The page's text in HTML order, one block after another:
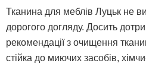
Тканина для меблів Луцьк не
дорогого догляду. Досить
рекомендації з очищення
стійка до миючих засобів,